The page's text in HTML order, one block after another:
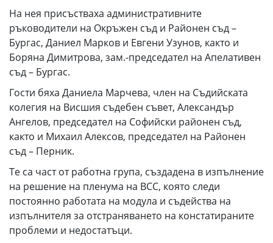
На нея присъстваха административните
ръководители на Окръжен съд и Районен съд –
Бургас, Даниел Марков и Евгени Узунов, както и
Боряна Димитрова, зам.-председател на Апелативен
съд – Бургас.
Гости бяха Даниела Марчева, член на Съдийската
колегия на Висшия съдебен съвет, Александър
Ангелов, председател на Софийски районен съд,
както и Михаил Алексов, председател на Районен
съд – Перник.
Те са част от работна група, създадена в изпълнение
на решение на пленума на ВСС, която следи
постоянно работата на модула и съдейства на
изпълнителя за отстраняването на констатираните
проблеми и недостатъци.